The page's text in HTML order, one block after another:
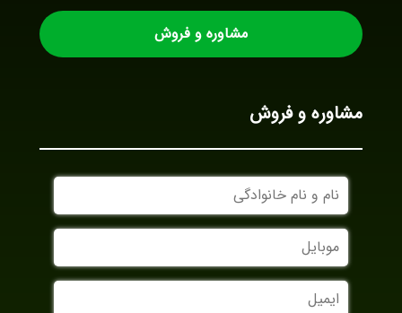
مشاوره و فروش
مشاوره و فروش
نام
و
نام
خانوادگی
موبایل
ایمیل